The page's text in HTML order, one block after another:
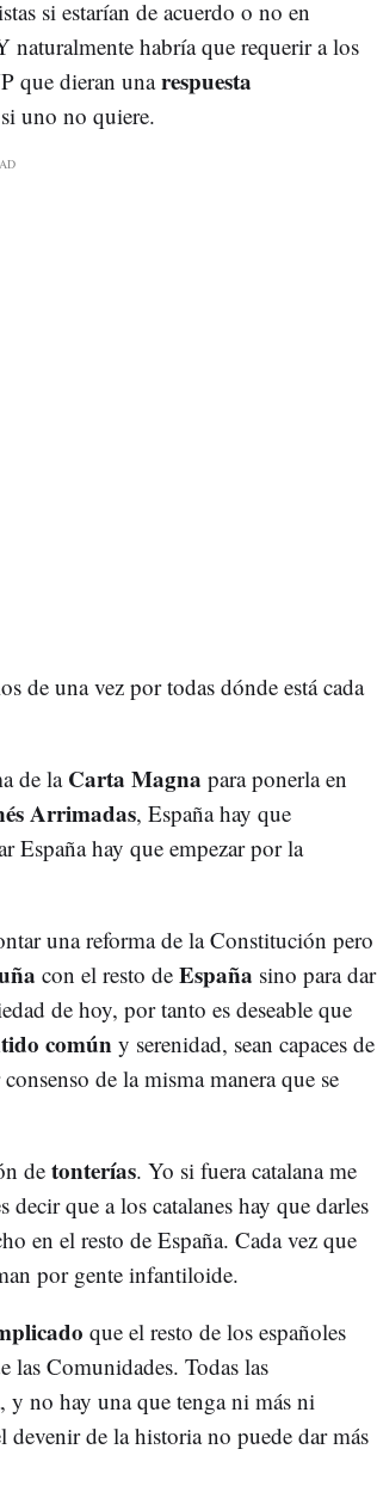
si estarían de acuerdo o no en
naturalmente habría que requerir a los
que dieran unarespuesta
uno no quiere.
de una vez por todas dónde está cada
de la Carta Magna para ponerla en
Arrimadas, España hay que
España hay que empezar por la
una reforma de la Constitución pero
con el resto de España sino para dar
de hoy, por tanto es deseable que
comúny serenidad, sean capaces de
de la misma manera que se
de tonterías. Yo si fuera catalana me
decir que a los catalanes hay que darles
en el resto de España. Cada vez que
por gente infantiloide.
que el resto de los españoles
las Comunidades. Todas las
y no hay una que tenga ni más ni
devenir de la historia no puede dar más